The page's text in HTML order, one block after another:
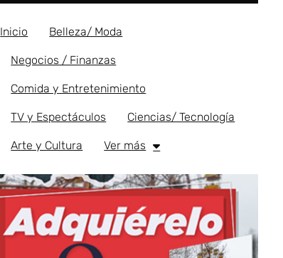
Inicio Belleza/ Moda
Negocios / Finanzas
Comida y Entretenimiento
TV y Espectáculos Ciencias/ Tecnología
Arte y Cultura Ver más